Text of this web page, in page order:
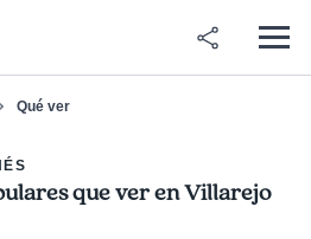
Qué ver
que ver en Villarejo